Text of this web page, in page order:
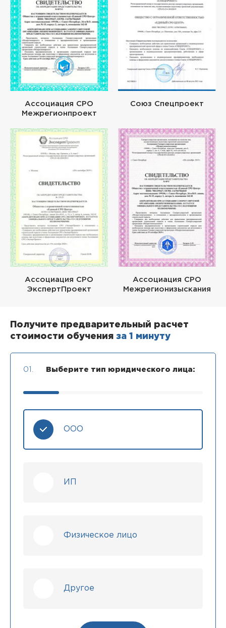
Ассоциация СРО
Межрегионпроект
Союз Спецпроект
Ассоциация СРО
ЭкспертПроект
Ассоциация СРО
Межрегионизыскания
Получите предварительный расчет
стоимости обучения за 1 минуту
01. Выберите тип юридического лица:
ООО
ИП
Физическое лицо
Другое